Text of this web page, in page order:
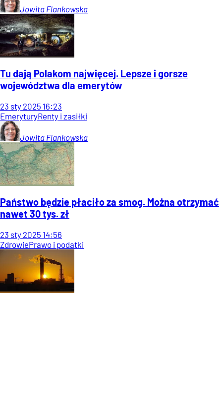
Jowita Flankowska
Tu dają Polakom najwięcej. Lepsze i gorsze
województwa dla emerytów
23 sty 2025 16:23
EmeryturyRenty i zasiłki
Jowita Flankowska
Państwo będzie płaciło za smog. Można otrzymać
nawet 30 tys. zł
23 sty 2025 14:56
ZdrowiePrawo i podatki